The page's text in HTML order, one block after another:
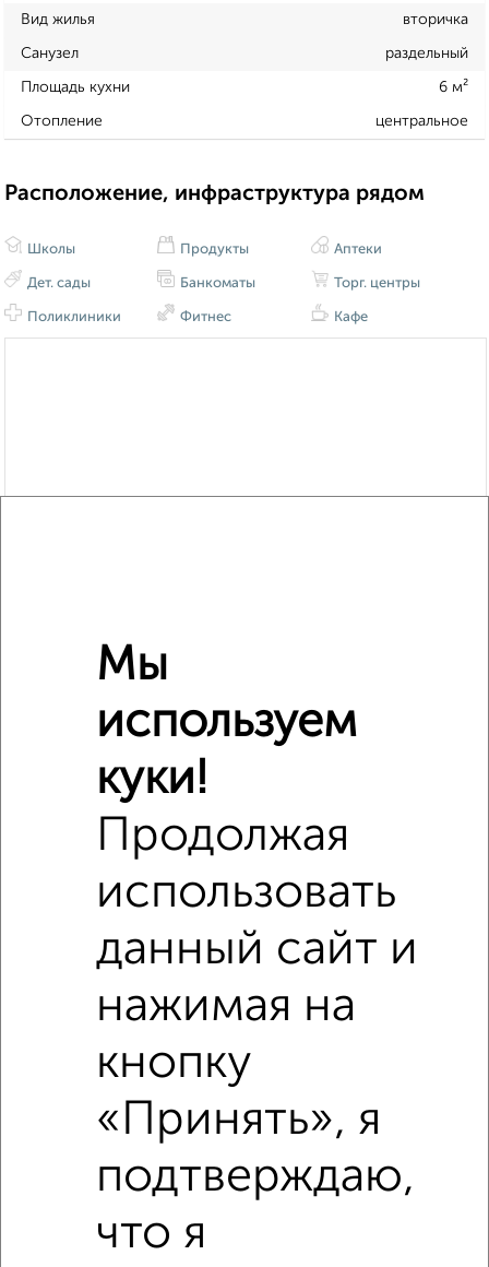
Вид жилья вторичка
Санузел раздельный
Площадь кухни 6 м²
Отопление центральное
Расположение, инфраструктура рядом
Школы
Дет. сады
Поликлиники
Продукты
Банкоматы
Фитнес
Аптеки
Торг. центры
Кафе
Сравнение средних цен
2‑комнатные квартиры с похожей площадью ±10%
3 000 000
Это предложение
2‑комнатные квартиры недалеко от Советская 15
Мы
используем
куки!
Продолжая
использовать
данный сайт и
нажимая на
кнопку
«Принять», я
подтверждаю,
что я